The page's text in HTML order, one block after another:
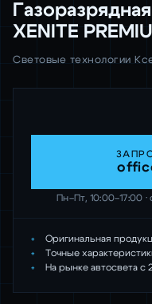
XENITE
Световые технологии
Пн–Пт, 10:00–17:00
Оригинальная
Точные
На рынке автосвета с